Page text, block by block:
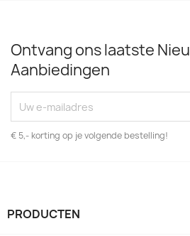
Ontvang ons laatste
Aanbiedingen
€ 5,- korting op je volgende bestelling!
PRODUCTEN